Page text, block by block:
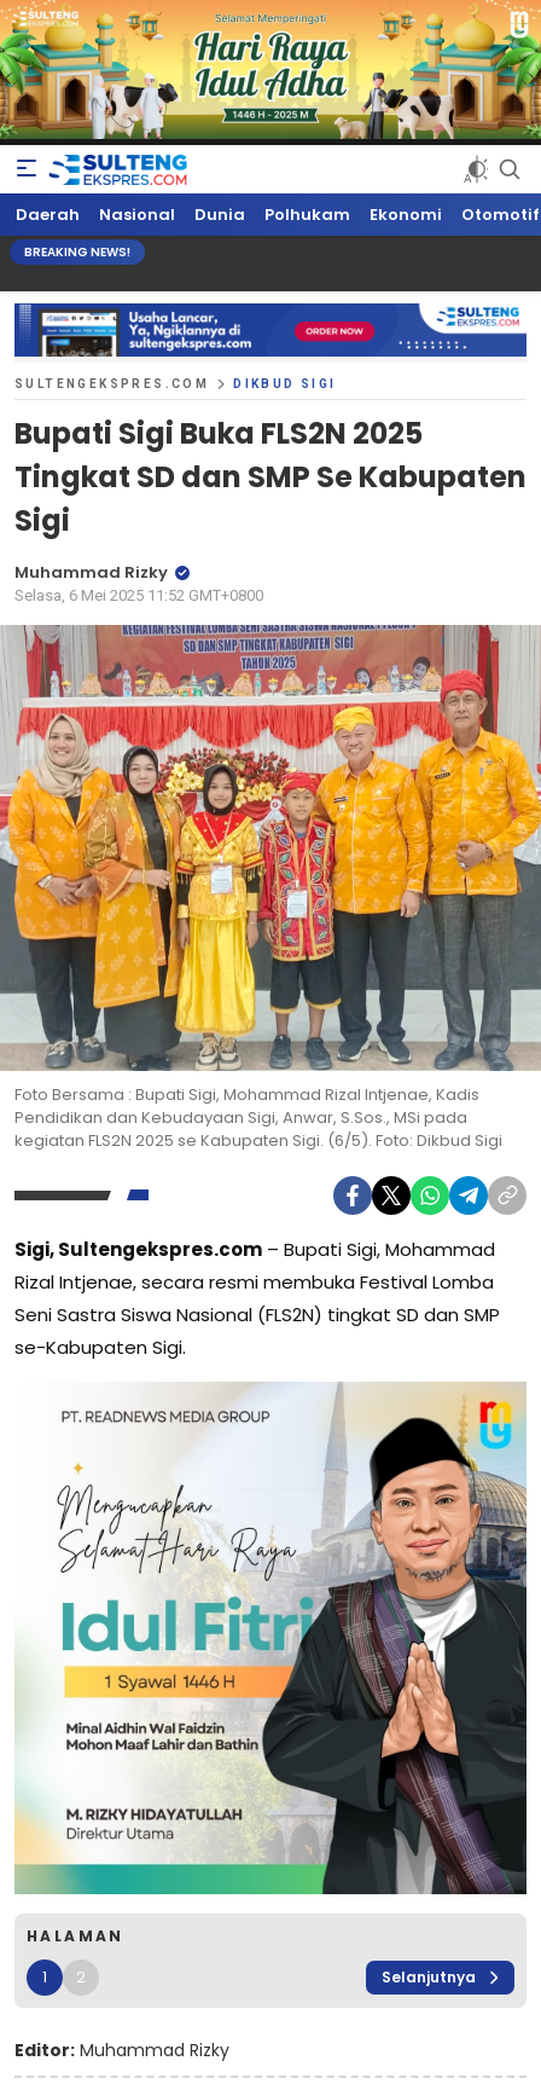
Sultengekspres.com
Berita Seputar Sulteng Hari Ini, Update Terkini, Suaranya Rakyat
Sulteng
Daerah Nasional Dunia Polhukam Ekonomi Otomotif
BREAKING NEWS!
SULTENGEKSPRES.COM DIKBUD SIGI
Bupati Sigi Buka FLS2N 2025
Tingkat SD dan SMP Se Kabupaten
Sigi
Muhammad Rizky
Selasa, 6 Mei 2025 11:52 GMT+0800
Foto Bersama : Bupati Sigi, Mohammad Rizal Intjenae, Kadis
Pendidikan dan Kebudayaan Sigi, Anwar, S.Sos., MSi pada
kegiatan FLS2N 2025 se Kabupaten Sigi. (6/5). Foto: Dikbud Sigi
Sigi, Sultengekspres.com – Bupati Sigi, Mohammad
Rizal Intjenae, secara resmi membuka Festival Lomba
Seni Sastra Siswa Nasional (FLS2N) tingkat SD dan SMP
se-Kabupaten Sigi.
HALAMAN
1 2 Selanjutnya
Editor: Muhammad Rizky